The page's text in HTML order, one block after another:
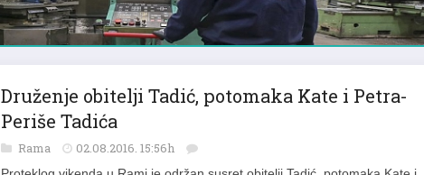
Druženje obitelji Tadić, potomaka Kate i Petra-
Periše Tadića
Rama 02.08.2016. 15:56h